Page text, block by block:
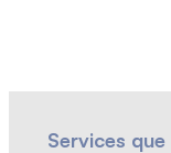
Services